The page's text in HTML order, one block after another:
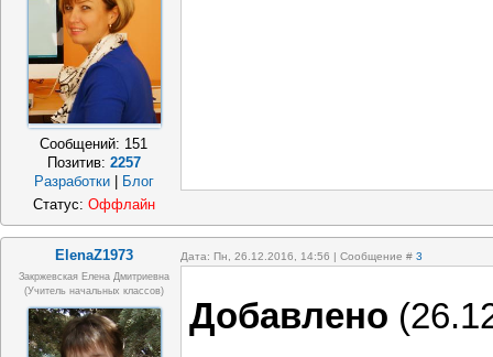
Сообщений: 151
Позитив: 2257
Разработки
Блог
Статус: Оффлайн
ElenaZ1973 Дата: Пн, 26.12.2016, 14:56 | Сообщение # 3
Закржевская Елена Дмитриевна
(учитель начальных классов)
Добавлено